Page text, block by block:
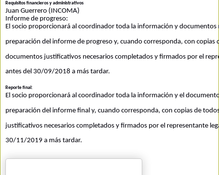
Requisitos financieros y administrativos
Juan Guerrero (INCOMA)
Informe de progreso:
El socio proporcionará al coordinador toda la información y documentos
preparación del informe de progreso y, cuando corresponda, con copias
documentos justificativos necesarios completados y firmados por el
antes del 30/09/2018 a más tardar.
Reporte final:
El socio proporcionará al coordinador toda la información y el
preparación del informe final y, cuando corresponda, con copias de
justificativos necesarios completados y firmados por el representante
30/11/2019 a más tardar.